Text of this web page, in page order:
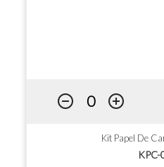
Kit Papel De
KPC-